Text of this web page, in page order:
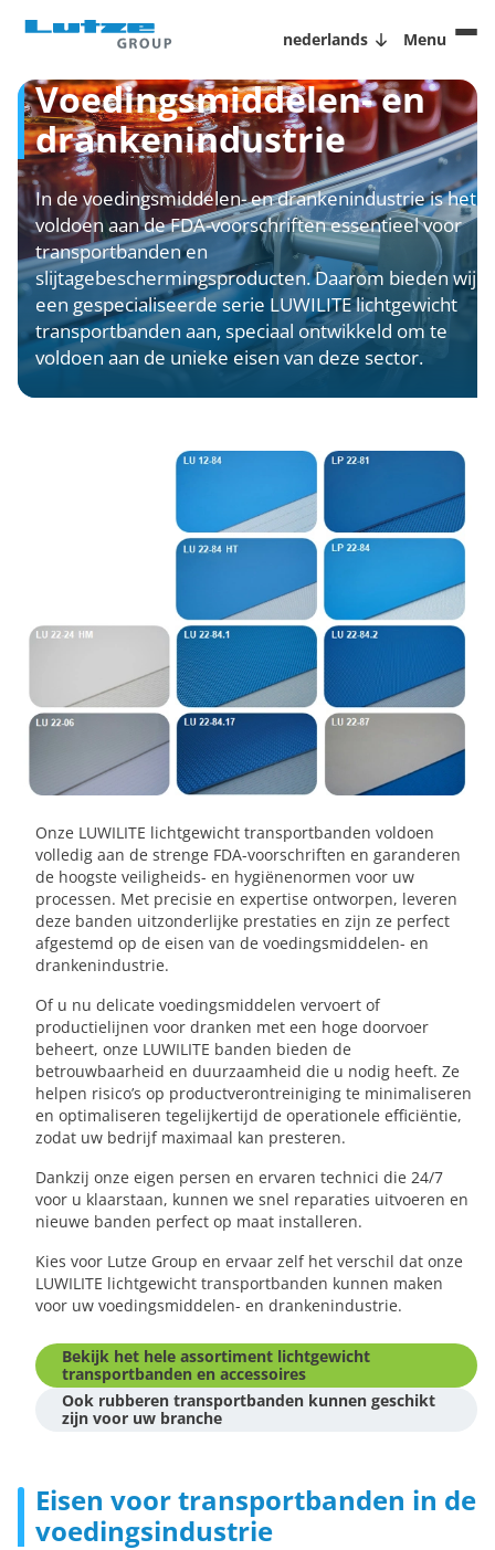
nederlands Menu
Voedingsmiddelen- en
drankenindustrie
In de voedingsmiddelen- en drankenindustrie is het
voldoen aan de FDA-voorschriften essentieel voor
transportbanden en
slijtagebeschermingsproducten. Daarom bieden wij
een gespecialiseerde serie LUWILITE lichtgewicht
transportbanden aan, speciaal ontwikkeld om te
voldoen aan de unieke eisen van deze sector.
Onze LUWILITE lichtgewicht transportbanden voldoen
volledig aan de strenge FDA-voorschriften en garanderen
de hoogste veiligheids- en hygiënenormen voor uw
processen. Met precisie en expertise ontworpen, leveren
deze banden uitzonderlijke prestaties en zijn ze perfect
afgestemd op de eisen van de voedingsmiddelen- en
drankenindustrie.
Of u nu delicate voedingsmiddelen vervoert of
productielijnen voor dranken met een hoge doorvoer
beheert, onze LUWILITE banden bieden de
betrouwbaarheid en duurzaamheid die u nodig heeft. Ze
helpen risico’s op productverontreiniging te minimaliseren
en optimaliseren tegelijkertijd de operationele efficiëntie,
zodat uw bedrijf maximaal kan presteren.
Dankzij onze eigen persen en ervaren technici die 24/7
voor u klaarstaan, kunnen we snel reparaties uitvoeren en
nieuwe banden perfect op maat installeren.
Kies voor Lutze Group en ervaar zelf het verschil dat onze
LUWILITE lichtgewicht transportbanden kunnen maken
voor uw voedingsmiddelen- en drankenindustrie.
Bekijk het hele assortiment lichtgewicht
transportbanden en accessoires
Ook rubberen transportbanden kunnen geschikt
zijn voor uw branche
Eisen voor transportbanden in de
voedingsindustrie